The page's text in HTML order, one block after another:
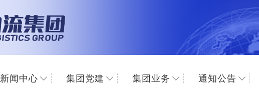
新闻中心 集团党建 集团业务 通知公告